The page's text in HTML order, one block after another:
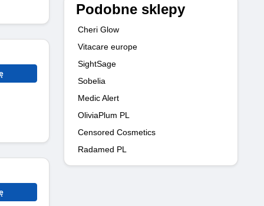
Podobne sklepy
Cheri Glow
Vitacare europe
SightSage
Sobelia
Medic Alert
OliviaPlum PL
Censored Cosmetics
Radamed PL